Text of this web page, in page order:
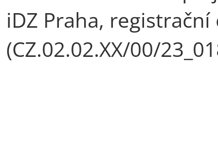
iDZ Praha,
(CZ.02.02.XX/00/